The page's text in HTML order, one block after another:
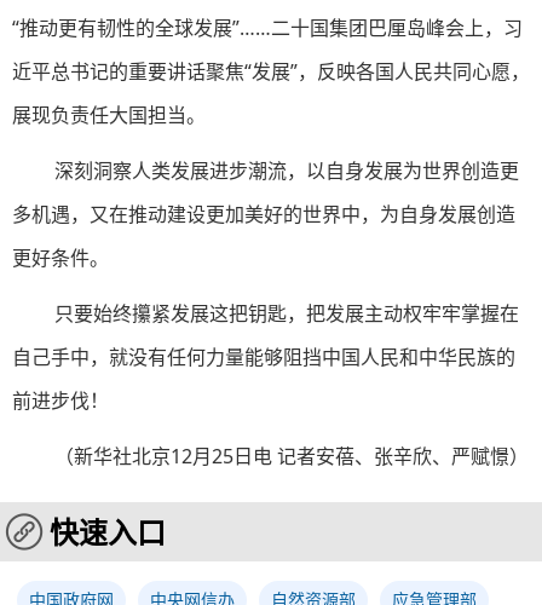
“推动更有韧性的全球发展”……二十国集团巴厘岛峰会上，习
近平总书记的重要讲话聚焦“发展”，反映各国人民共同心愿，
展现负责任大国担当。
深刻洞察人类发展进步潮流，以自身发展为世界创造更
多机遇，又在推动建设更加美好的世界中，为自身发展创造
更好条件。
只要始终攥紧发展这把钥匙，把发展主动权牢牢掌握在
自己手中，就没有任何力量能够阻挡中国人民和中华民族的
前进步伐！
（新华社北京12月25日电 记者安蓓、张辛欣、严赋憬）
快速入口
中国政府网 中央网信办 自然资源部 应急管理部